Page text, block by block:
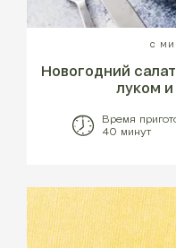
С
Новогодний
луком
Время
40 минут